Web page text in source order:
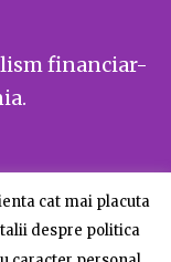
financiar-
cat mai placuta
despre politica